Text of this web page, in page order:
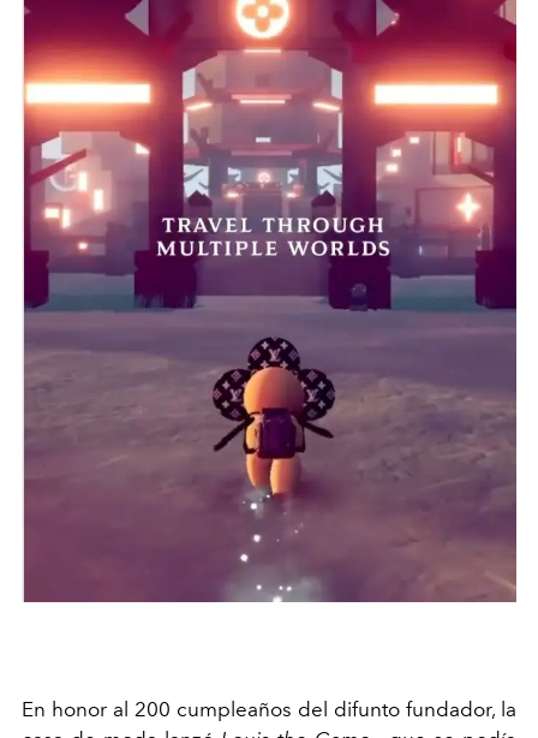
En honor al 200 cumpleaños del difunto fundador, la